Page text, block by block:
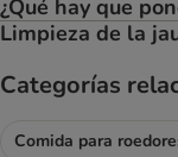
¿Qué hay que
Limpieza de la
Categorías
Comida para